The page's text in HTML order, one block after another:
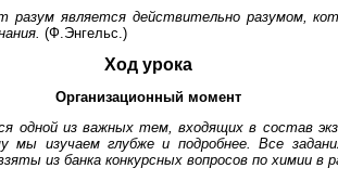
разум является действительно разумом,
(Ф.Энгельс.)
Ход урока
Организационный момент
одной из важных тем, входящих в состав
мы изучаем глубже и подробнее. Все
из банка конкурсных вопросов по химии в